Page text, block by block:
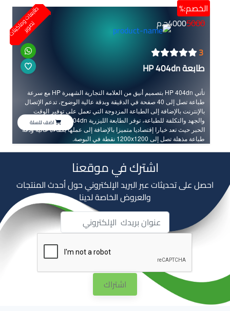
ط
ا
ب
ع
ا
ت
و
م
ا
ك
ي
ن
ا
ت
ت
ص
و
ي
ر
الخصم:%
3
طابعة HP 404dn
تأتي HP 404dn بتصميم أنيق من العلامة التجارية الشهيرة HP مع سرعة
طباعة تصل إلى 40 صفحة في الدقيقة وبدقة عالية الوضوح، تدعم الإتصال
بالإنترنت بالإضافة إلى الطباعة المزدوجة التي تعمل على توفير الوقت
والجهد والتكلفة للطباعة، توفر الطابعة الليزرية HP 404dn من إستهلاك
الحبر حيث تعد خيارا إقتصاديا متميزا بالإضافة إلى عملها بكفاءة عالية ودقة
طباعة مذهلة تصل إلى 1200x1200 نقطة في البوصة.
5000
4000ج.م
اضف للسلة
اشترك في موقعنا
احصل على تحديثات عبر البريد الإلكتروني حول أحدث المنتجات
والعروض الخاصة لدينا
اشتراك